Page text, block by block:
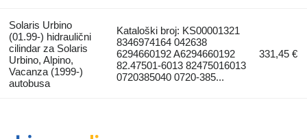
Solaris Urbino
(01.99-) hidraulični
cilindar za Solaris
Urbino, Alpino,
Vacanza (1999-)
autobusa
Kataloški broj: KS00001321
8346974164 042638
6294660192 A6294660192
82.47501-6013 82475016013
0720385040 0720-385...
331,45 €